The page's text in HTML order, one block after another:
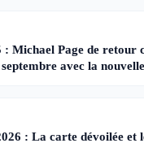
: Michael Page de retour
avec la
: La carte dévoilée et